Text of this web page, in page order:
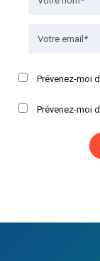
Prévenez-moi
Prévenez-moi